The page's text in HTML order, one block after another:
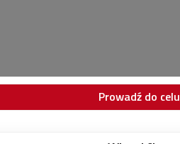
Prowadź do celu